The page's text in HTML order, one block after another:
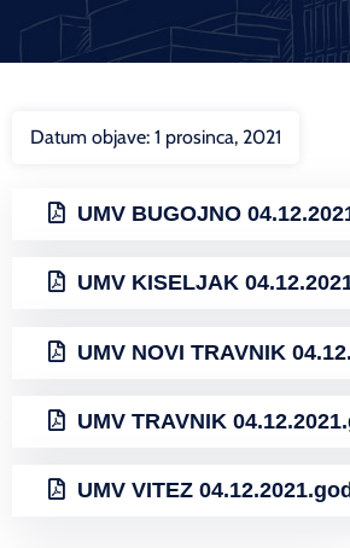
Datum objave: 1 prosinca, 2021
UMV BUGOJNO
UMV KISELJAK
UMV NOVI TRAVNIK
UMV TRAVNIK
UMV VITEZ